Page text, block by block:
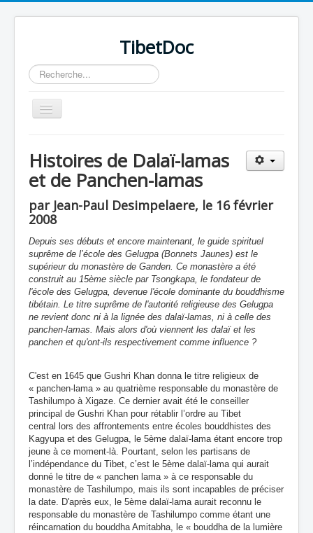
TibetDoc
Rechercher
Basculer
la
≡
Histoires de Dalaï-lamas
et de Panchen-lamas
par Jean-Paul Desimpelaere, le 16 février
2008
Depuis ses débuts et encore maintenant, le guide spirituel
suprême de l’école des Gelugpa (Bonnets Jaunes) est le
supérieur du monastère de Ganden. Ce monastère a été
construit au 15ème siècle par Tsongkapa, le fondateur de
l'école des Gelugpa, devenue l'école dominante du bouddhisme
tibétain. Le titre suprême de l'autorité religieuse des Gelugpa
ne revient donc ni à la lignée des dalaï-lamas, ni à celle des
panchen-lamas. Mais alors d'où viennent les dalaï et les
panchen et qu'ont-ils respectivement comme influence ?
C'est en 1645 que Gushri Khan donna le titre religieux de
« panchen-lama » au quatrième responsable du monastère de
Tashilumpo à Xigaze. Ce dernier avait été le conseiller
principal de Gushri Khan pour rétablir l’ordre au Tibet
central lors des affrontements entre écoles bouddhistes des
Kagyupa et des Gelugpa, le 5ème dalaï-lama étant encore trop
jeune à ce moment-là. Pourtant, selon les partisans de
l’indépendance du Tibet, c’est le 5ème dalaï-lama qui aurait
donné le titre de « panchen lama » à ce responsable du
monastère de Tashilumpo, mais ils sont incapables de préciser
la date. D'après eux, le 5ème dalaï-lama aurait reconnu le
responsable du monastère de Tashilumpo comme étant une
réincarnation du bouddha Amitabha, le « bouddha de la lumière